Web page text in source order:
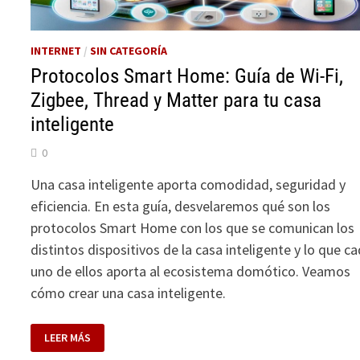
INTERNET /SIN CATEGORÍA
Protocolos Smart Home: Guía de Wi-Fi,
Zigbee, Thread y Matter para tu casa
inteligente
0
Una casa inteligente aporta comodidad, seguridad y
eficiencia. En esta guía, desvelaremos qué son los
protocolos Smart Home con los que se comunican los
distintos dispositivos de la casa inteligente y lo que
uno de ellos aporta al ecosistema domótico. Veamos
cómo crear una casa inteligente.
PROTOCOLOS
SMART
HOME:
LEER MÁS